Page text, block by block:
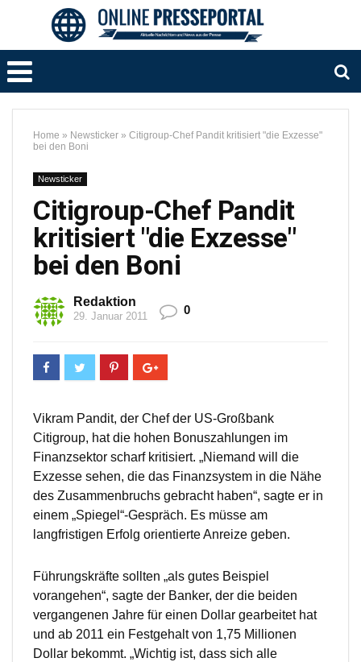
Home » Newsticker » Citigroup-Chef Pandit kritisiert "die Exzesse"
bei den Boni
Newsticker
Citigroup-Chef Pandit
kritisiert "die Exzesse"
bei den Boni
Redaktion
29. Januar 2011 0
Vikram Pandit, der Chef der US-Großbank
Citigroup, hat die hohen Bonuszahlungen im
Finanzsektor scharf kritisiert. „Niemand will die
Exzesse sehen, die das Finanzsystem in die Nähe
des Zusammenbruchs gebracht haben“, sagte er in
einem „Spiegel“-Gespräch. Es müsse am
langfristigen Erfolg orientierte Anreize geben.
Führungskräfte sollten „als gutes Beispiel
vorangehen“, sagte der Banker, der die beiden
vergangenen Jahre für einen Dollar gearbeitet hat
und ab 2011 ein Festgehalt von 1,75 Millionen
Dollar bekommt. „Wichtig ist, dass sich alle